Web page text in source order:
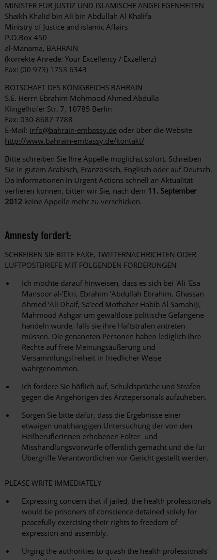
MINISTER FÜR JUSTIZ UND ISLAMISCHE ANGELEGENHEITEN
Shaikh Khalid bin Ali bin Abdullah Al Khalifa
Ministry of Justice and islamic Affairs
P.O.Box 450
al-Manama, BAHRAIN
(korrekte Anrede: Your Excellency / Exzellenz)
Fax: (00 973) 1753 6343
BOTSCHAFT DES KÖNIGREICHS BAHRAIN
S.E. Herrn Ebrahim Mohmood Ahmed Abdulla
Klingelhöfer Str. 7, 10785 Berlin
Fax: 030-8687 7788
E-Mail: info@bahrain-embassy.de oder über die Website
http://www.bahrain-embassy.de/kontakt/
Bitte schreiben Sie Ihre Appelle möglichst sofort. Schreiben
Sie in gutem Arabisch, Französisch, Englisch oder auf Deutsch.
Da Informationen in Urgent Actions schnell an Aktualität
verlieren können, bitten wir Sie, nach dem 11. September
2012 keine Appelle mehr zu verschicken.
Amnesty fordert:
SCHREIBEN SIE BITTE FAXE, TWITTERNACHRICHTEN ODER
LUFTPOSTBRIEFE MIT FOLGENDEN FORDERUNGEN
Ich möchte darauf hinweisen, dass es sich bei 'Ali 'Esa
Mansoor al-'Ekri, Ebrahim 'Abdullah Ebrahim, Ghassan
Ahmed 'Ali Dhaif, Sa’eed Mothaher Habib Al Samahiji,
Mahmood Ashgar um gewaltlose politische Gefangene
handeln würde, falls sie ihre Haftstrafen antreten
müssen. Die genannten Personen haben lediglich ihre
Rechte auf freie Meinungsäußerung und
Versammlungsfreiheit in friedlicher Weise
wahrgenommen.
Ich fordere Sie höflich auf, Schuldsprüche und Strafen
gegen die Angehörigen des Ärztepersonals aufzuheben.
Sorgen Sie bitte dafür, dass die Ergebnisse einer
etwaigen unabhängigen Untersuchung der von den
HeilberuflerInnen erhobenen Folter- und
Misshandlungsvorwürfe öffentlich gemacht und die für
Übergriffe Verantwortlichen vor Gericht gestellt werden.
PLEASE WRITE IMMEDIATELY
Expressing concern that if jailed, the health professionals
would be prisoners of conscience detained solely for
peacefully exercising their rights to freedom of
expression and assembly.
Urging the authorities to quash the health professionals’